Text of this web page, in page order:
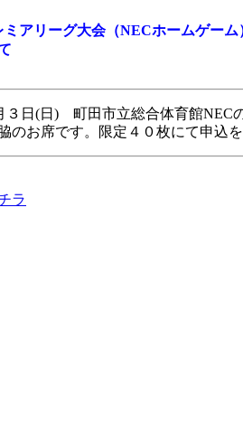
ミアリーグ大会（NECホームゲー
月３日(日) 町田市立総合体育館
のお席です。限定４０枚にて申込
ラ